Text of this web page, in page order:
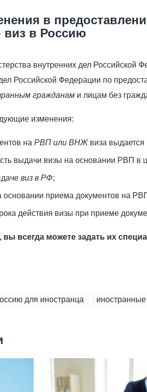
в
виз в Россию
внутренних дел Российской
Российской Федерации по
гражданам и лицам без
изменения:
на РВП или ВНЖвиза выдается
выдачи визы на основании РВП в
виз в РФ;
приема документов на
действия визы при приеме
всегда можете задать их
для иностранца иностранные